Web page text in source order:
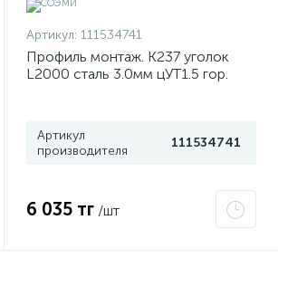
Артикул: 111534741
Профиль монтаж. К237 уголок
L2000 сталь 3.0мм цУТ1.5 гор.
Артикул
производителя
111534741
6 035 тг /шт